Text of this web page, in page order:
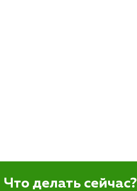
Что делать сейчас?